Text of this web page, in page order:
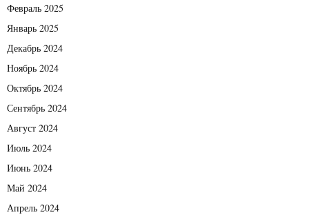
Февраль 2025
Январь 2025
Декабрь 2024
Ноябрь 2024
Октябрь 2024
Сентябрь 2024
Август 2024
Июль 2024
Июнь 2024
Май 2024
Апрель 2024